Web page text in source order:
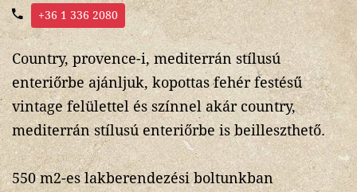
+36 1 336 2080
Country, provence-i, mediterrán stílusú
enteriőrbe ajánljuk, kopottas fehér festésű
vintage felülettel és színnel akár country,
mediterrán stílusú enteriőrbe is beilleszthető.
550 m2-es lakberendezési boltunkban